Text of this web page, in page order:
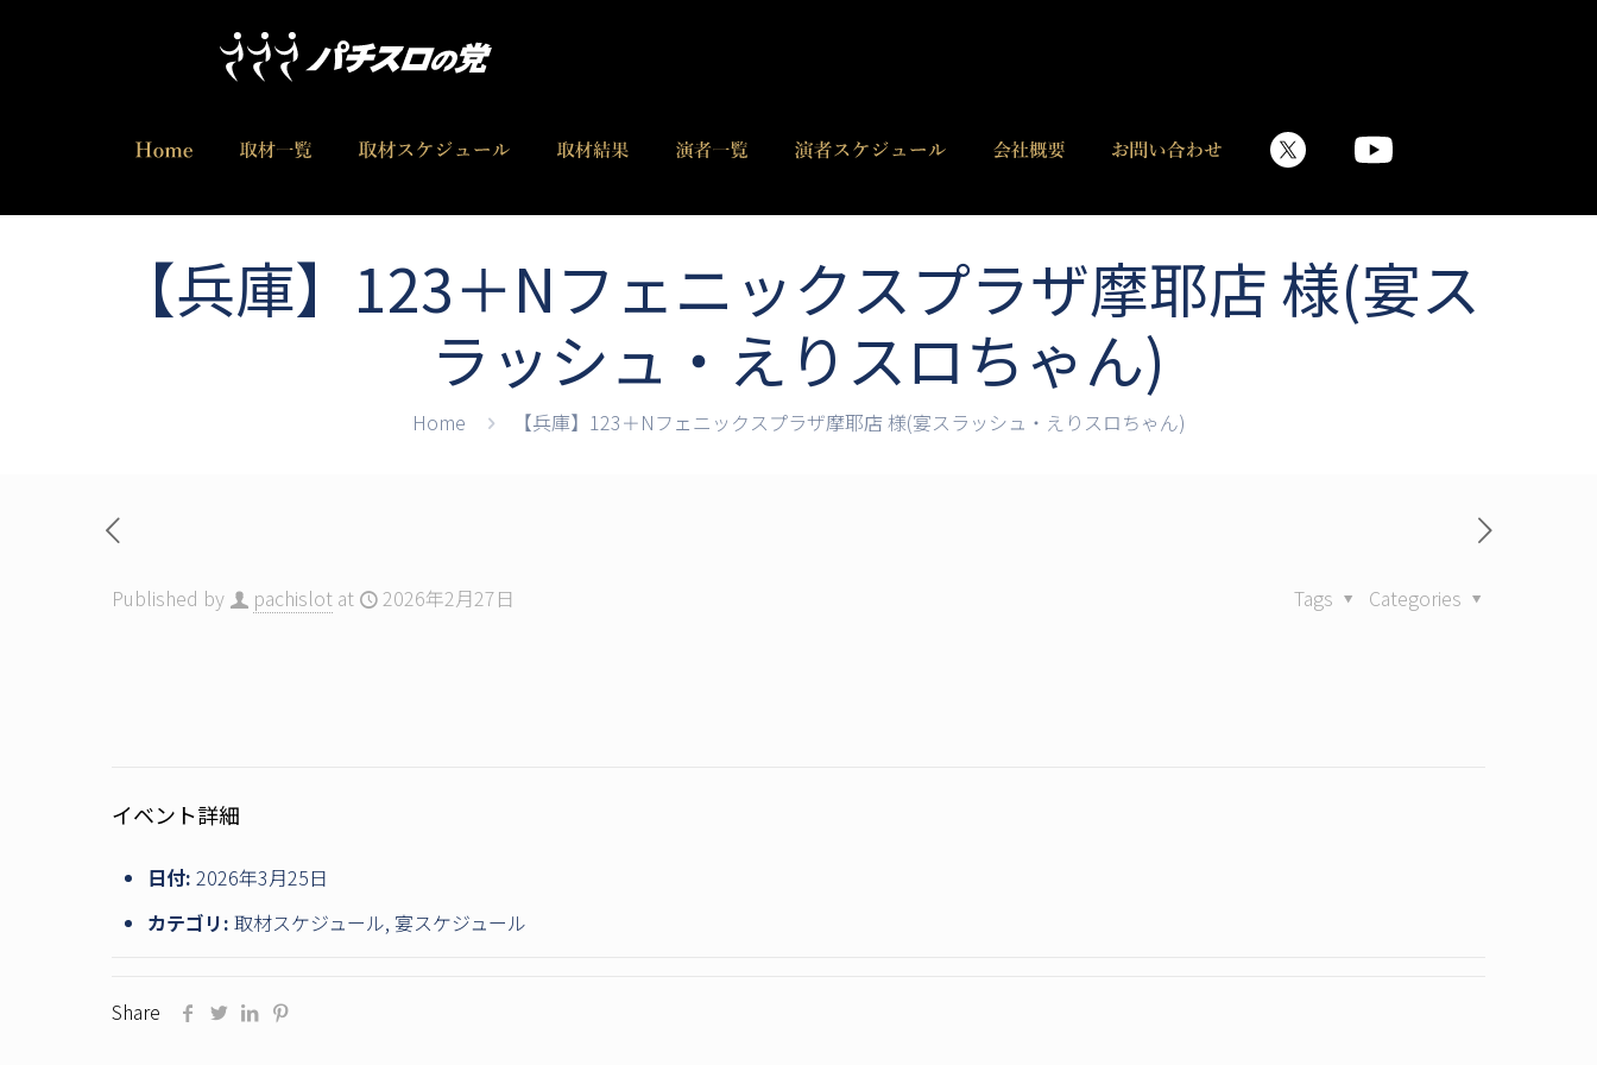
【兵庫】123＋Nフェニックスプラザ摩耶店 様(宴ス
ラッシュ・えりスロちゃん)
Home 【兵庫】123＋Nフェニックスプラザ摩耶店 様(宴スラッシュ・えりスロちゃん)
Published by pachislot at 2026年2月27日 Categories
Tags
イベント詳細
日付: 2026年3月25日
カテゴリ: 取材スケジュール, 宴スケジュール
Share